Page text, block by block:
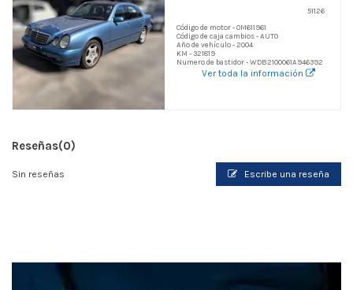
51126
Código de motor - OM611961
Código de caja cambios - AUTO
Año de vehículo - 2004
KM - 321819
Numero de bastidor - WDB2100061A946392
Ver toda la información
Reseñas(0)
Sin reseñas Escribe una reseña